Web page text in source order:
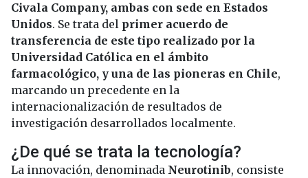
Civala Company, ambas con sede en Estados
Unidos. Se trata del primer acuerdo de
transferencia de este tipo realizado por la
Universidad Católica en el ámbito
farmacológico, y una de las pioneras en Chile,
marcando un precedente en la
internacionalización de resultados de
investigación desarrollados localmente.
¿De qué se trata la tecnología?
La innovación, denominada Neurotinib, consiste